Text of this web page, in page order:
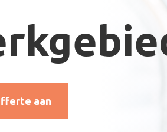
aan